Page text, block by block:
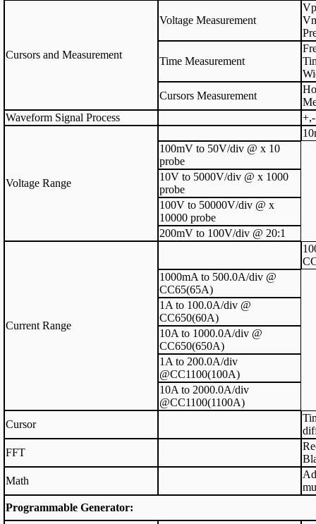
Cursors and Measurement
Voltage Measurement
Time Measurement
Cursors Measurement
Waveform Signal Process
Voltage Range
100mV to 50V/div @ x 10
probe
10V to 5000V/div @ x 1000
probe
100V to 50000V/div @ x
10000 probe
200mV to 100V/div @ 20:1
Current Range
1000mA to 500.0A/div @
CC65(65A)
1A to 100.0A/div @
CC650(60A)
10A to 1000.0A/div @
CC650(650A)
1A to 200.0A/div
@CC1100(100A)
10A to 2000.0A/div
@CC1100(1100A)
Cursor
FFT
Math
Programmable Generator: